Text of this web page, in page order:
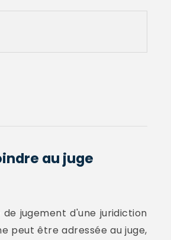
au juge
jugement d'une juridiction
peut être adressée au juge,